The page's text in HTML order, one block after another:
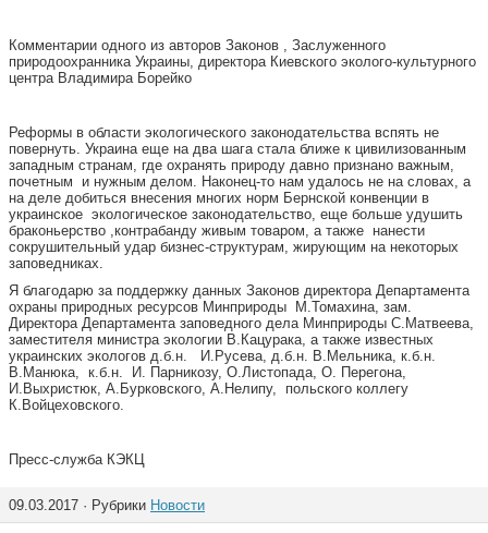
Комментарии одного из авторов Законов , Заслуженного
природоохранника Украины, директора Киевского эколого-культурного
центра Владимира Борейко
Реформы в области экологического законодательства вспять не
повернуть. Украина еще на два шага стала ближе к цивилизованным
западным странам, где охранять природу давно признано важным,
почетным и нужным делом. Наконец-то нам удалось не на словах, а
на деле добиться внесения многих норм Бернской конвенции в
украинское экологическое законодательство, еще больше удушить
браконьерство ,контрабанду живым товаром, а также нанести
сокрушительный удар бизнес-структурам, жирующим на некоторых
заповедниках.
Я благодарю за поддержку данных Законов директора Департамента
охраны природных ресурсов Минприроды М.Томахина, зам.
Директора Департамента заповедного дела Минприроды С.Матвеева,
заместителя министра экологии В.Кацурака, а также известных
украинских экологов д.б.н. И.Русева, д.б.н. В.Мельника, к.б.н.
В.Манюка, к.б.н. И. Парникозу, О.Листопада, О. Перегона,
И.Выхристюк, А.Бурковского, А.Нелипу, польского коллегу
К.Войцеховского.
Пресс-служба КЭКЦ
09.03.2017 · Рубрики Новости